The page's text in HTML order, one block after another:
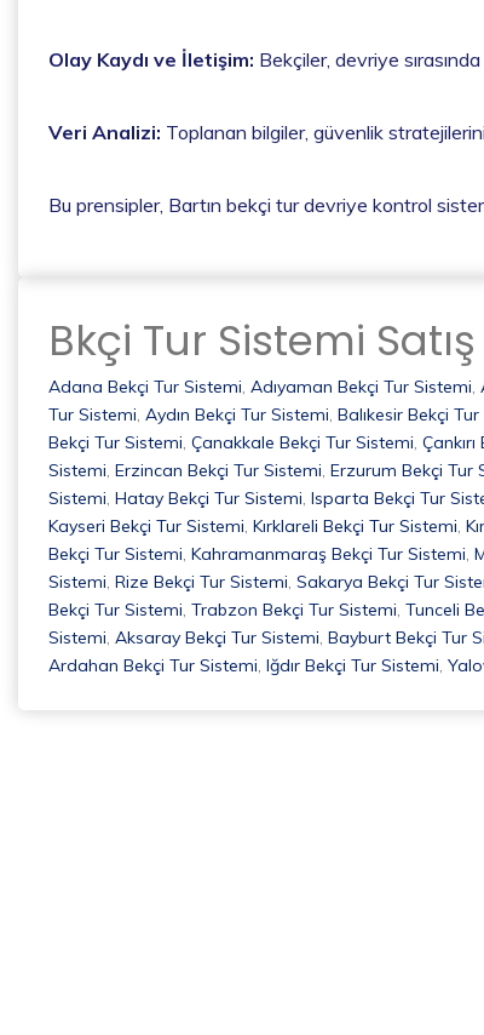
Olay Kaydı ve İletişim: Bekçiler, devriye
Veri Analizi: Toplanan bilgiler, güvenlik
Bu prensipler, Bartın bekçi tur devriye kontrol
Bkçi Tur Sistemi
Adana Bekçi Tur Sistemi, Adıyaman Bekçi Tur Sistemi,
Tur Sistemi, Aydın Bekçi Tur Sistemi, Balıkesir Bekçi
Bekçi Tur Sistemi, Çanakkale Bekçi Tur Sistemi,
Sistemi, Erzincan Bekçi Tur Sistemi, Erzurum Bekçi Tur
Sistemi, Hatay Bekçi Tur Sistemi, Isparta Bekçi Tur
Kayseri Bekçi Tur Sistemi, Kırklareli Bekçi Tur Sistemi,
Bekçi Tur Sistemi, Kahramanmaraş Bekçi Tur Sistemi,
Sistemi, Rize Bekçi Tur Sistemi, Sakarya Bekçi Tur
Bekçi Tur Sistemi, Trabzon Bekçi Tur Sistemi, Tunceli
Sistemi, Aksaray Bekçi Tur Sistemi, Bayburt Bekçi Tur
Ardahan Bekçi Tur Sistemi, Iğdır Bekçi Tur Sistemi,